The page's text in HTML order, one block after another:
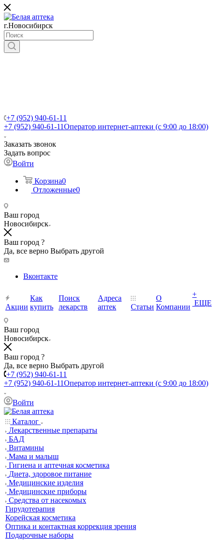
г.Новосибирск
+7 (952) 940-61-11
+7 (952) 940-61-11Оператор интернет-аптеки (с 9:00 до 18:00)
Заказать звонок
Задать вопрос
Войти
Корзина0
Отложенные0
Ваш город
Новосибирск
Ваш город ?
Да, все верно Выбрать другой
Вконтакте
Акции
Как
купить
Поиск
лекарств
Адреса
аптек
Статьи
О
Компании
+
ЕЩЕ
Ваш город
Новосибирск
Ваш город ?
Да, все верно Выбрать другой
+7 (952) 940-61-11
+7 (952) 940-61-11Оператор интернет-аптеки (с 9:00 до 18:00)
Войти
Каталог
Лекарственные препараты
БАД
Витамины
Мама и малыш
Гигиена и аптечная косметика
Диета, здоровое питание
Медицинские изделия
Медицинские приборы
Средства от насекомых
Гирудотерапия
Корейская косметика
Оптика и контактная коррекция зрения
Подарочные наборы